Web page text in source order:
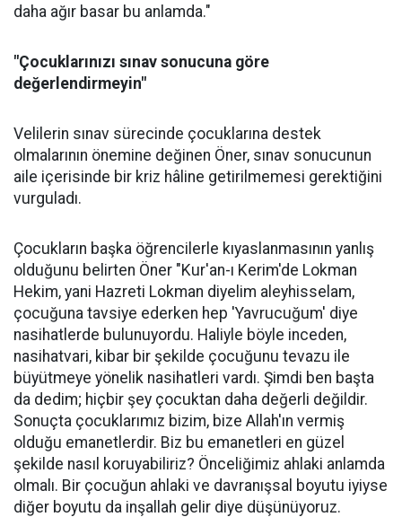
daha ağır basar bu anlamda."
"Çocuklarınızı sınav sonucuna göre
değerlendirmeyin"
Velilerin sınav sürecinde çocuklarına destek
olmalarının önemine değinen Öner, sınav sonucunun
aile içerisinde bir kriz hâline getirilmemesi gerektiğini
vurguladı.
Çocukların başka öğrencilerle kıyaslanmasının yanlış
olduğunu belirten Öner "Kur'an-ı Kerim'de Lokman
Hekim, yani Hazreti Lokman diyelim aleyhisselam,
çocuğuna tavsiye ederken hep 'Yavrucuğum' diye
nasihatlerde bulunuyordu. Haliyle böyle inceden,
nasihatvari, kibar bir şekilde çocuğunu tevazu ile
büyütmeye yönelik nasihatleri vardı. Şimdi ben başta
da dedim; hiçbir şey çocuktan daha değerli değildir.
Sonuçta çocuklarımız bizim, bize Allah'ın vermiş
olduğu emanetlerdir. Biz bu emanetleri en güzel
şekilde nasıl koruyabiliriz? Önceliğimiz ahlaki anlamda
olmalı. Bir çocuğun ahlaki ve davranışsal boyutu iyiyse
diğer boyutu da inşallah gelir diye düşünüyoruz.